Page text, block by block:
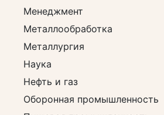
Менеджмент
Металлообработка
Металлургия
Наука
Нефть и газ
Оборонная промышленность